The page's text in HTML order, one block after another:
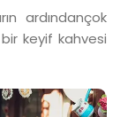
ardındançok
keyif kahvesi